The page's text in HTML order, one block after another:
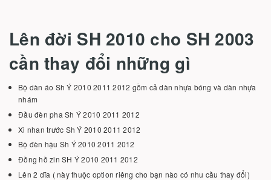
Lên đời SH 2010 cho SH 2003
cần thay đổi những gì
Bộ dàn áo Sh Ý 2010 2011 2012 gồm cả dàn nhựa bóng và dàn nhựa
nhám
Đầu đèn pha Sh Ý 2010 2011 2012
Xi nhan trước Sh Ý 2010 2011 2012
Bộ đèn hậu Sh Ý 2010 2011 2012
Đồng hồ zin SH Ý 2010 2011 2012
Lên 2 dĩa ( này thuộc option riêng cho bạn nào có nhu cầu thay đổi)